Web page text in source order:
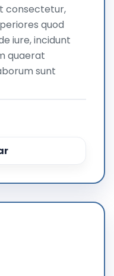
consectetur,
quod
iure, incidunt
quaerat
sunt